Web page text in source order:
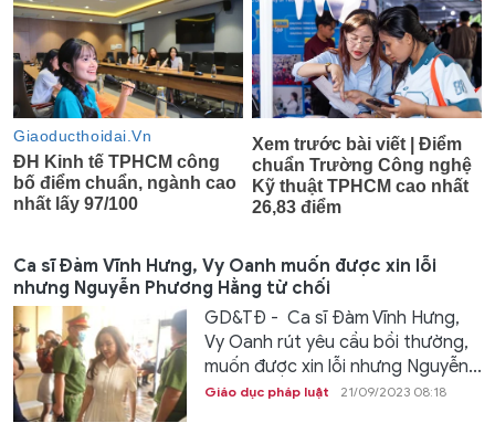
Ca sĩ Đàm Vĩnh Hưng, Vy Oanh muốn được xin lỗi
nhưng Nguyễn Phương Hằng từ chối
GD&TĐ - Ca sĩ Đàm Vĩnh Hưng,
Vy Oanh rút yêu cầu bồi thường,
muốn được xin lỗi nhưng Nguyễn...
Giáo dục pháp luật 21/09/2023 08:18